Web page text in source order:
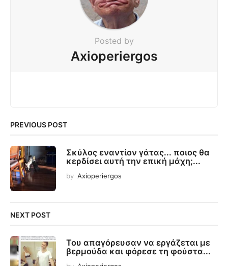
Posted by
Axioperiergos
PREVIOUS POST
Σκύλος εναντίον γάτας... ποιος θα
κερδίσει αυτή την επική μάχη;...
by Axioperiergos
NEXT POST
Του απαγόρευσαν να εργάζεται με
βερμούδα και φόρεσε τη φούστα...